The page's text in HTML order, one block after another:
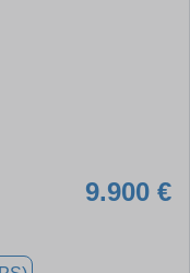
9.900 €